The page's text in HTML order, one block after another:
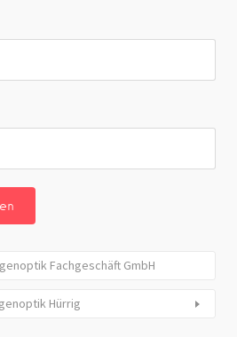
Fachgeschäft GmbH
Hürrig